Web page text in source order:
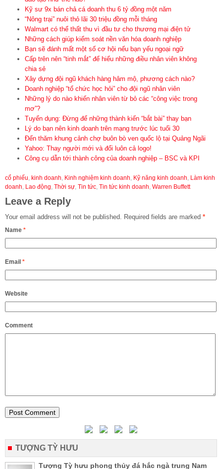
Kỹ sư 9x bán chả cá doanh thu 6 tỷ đồng một năm
“Nông trại” nuôi thỏ lãi 30 triệu đồng mỗi tháng
Walmart có thể thất thu vì đầu tư cho thương mại điện tử
Những cách giúp kiểm soát nền văn hóa doanh nghiệp
Bạn sẽ đánh mất một số cơ hội nếu bạn yếu ngoại ngữ
Cấp trên nên “tinh mắt” để hiểu những điều nhân viên không
chia sẻ
Xây dựng đội ngũ khách hàng hâm mộ, phương cách nào?
Doanh nghiệp “tổ chức học hỏi” cho đội ngũ nhân viên
Những lý do nào khiến nhân viên từ bỏ các “công việc trong
mơ”?
Tuyển dụng: Đừng để những thành kiến “bắt bài” thay bạn
Lý do bạn nên kinh doanh trên mạng trước lúc tuổi 30
Đến thăm khung cảnh chợ buôn bò ven quốc lộ tại Quảng Ngãi
Yahoo: Thay người mới và đổi luôn cả logo!
Công cụ dẫn tới thành công của doanh nghiệp – BSC và KPI
cổ phiếu, kinh doanh, Kinh nghiệm kinh doanh, Kỹ năng kinh doanh, Làm kinh
doanh, Lao động, Thời sự, Tin tức, Tin tức kinh doanh, Warren Buffett
Leave a Reply
Your email address will not be published. Required fields are marked *
Name *
Email *
Website
Comment
TƯỢNG TỲ HƯU
Tượng Tỳ hưu phong thủy đá hắc ngà trung Nam